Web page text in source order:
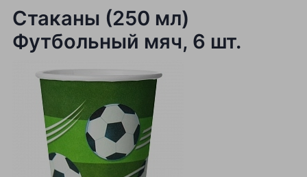
Стаканы (250 мл)
Футбольный мяч, 6 шт.